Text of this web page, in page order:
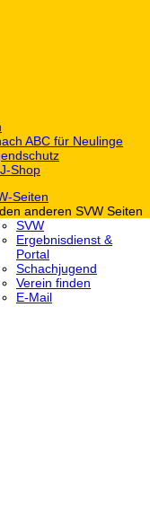
ABC für Neulinge
Shop
Seiten
anderen SVW Seiten
SVW
Ergebnisdienst &
Portal
Schachjugend
Verein finden
E-Mail